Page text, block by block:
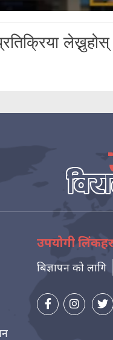
लेख्नुहोस्
उपयोगी लिंकहरु
बिज्ञापन को लागि